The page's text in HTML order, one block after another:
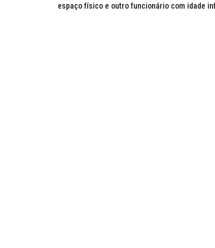
espaço físico e outro funcionário com idade